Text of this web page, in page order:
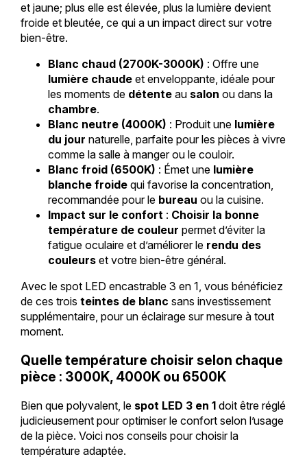
et jaune; plus elle est élevée, plus la lumière devient
froide et bleutée, ce qui a un impact direct sur votre
bien-être.
Blanc chaud (2700K-3000K) : Offre une
lumière chaude et enveloppante, idéale pour
les moments de détente au salon ou dans la
chambre.
Blanc neutre (4000K) : Produit une lumière
du jour naturelle, parfaite pour les pièces à vivre
comme la salle à manger ou le couloir.
Blanc froid (6500K) : Émet une lumière
blanche froide qui favorise la concentration,
recommandée pour le bureau ou la cuisine.
Impact sur le confort : Choisir la bonne
température de couleur permet d’éviter la
fatigue oculaire et d’améliorer le rendu des
couleurs et votre bien-être général.
Avec le spot LED encastrable 3 en 1, vous bénéficiez
de ces trois teintes de blanc sans investissement
supplémentaire, pour un éclairage sur mesure à tout
moment.
Quelle température choisir selon chaque
pièce : 3000K, 4000K ou 6500K
Bien que polyvalent, le spot LED 3 en 1 doit être réglé
judicieusement pour optimiser le confort selon l’usage
de la pièce. Voici nos conseils pour choisir la
température adaptée.